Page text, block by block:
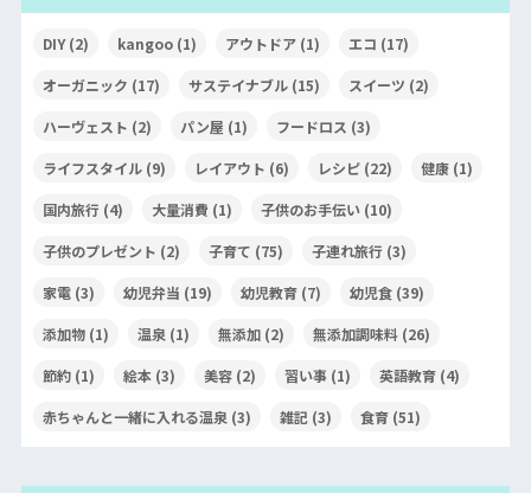
DIY(2) kangoo(1) アウトドア(1) エコ (17)
オーガニック (17) サステイナブル(15) スイーツ (2)
ハーヴェスト (2) パン屋 (1) フードロス (3)
ライフスタイル(9) レイアウト (6) レシピ(22) 健康(1)
国内旅行 (4) 大量消費(1) 子供のお手伝い(10)
子供のプレゼント (2) 子育て (75) 子連れ旅行 (3)
家電(3) 幼児弁当 (19) 幼児教育(7) 幼児食(39)
添加物(1) 温泉 (1) 無添加(2) 無添加調味料(26)
節約(1) 絵本 (3) 美容(2) 習い事(1) 英語教育(4)
赤ちゃんと一緒に入れる温泉 (3) 雑記 (3) 食育(51)